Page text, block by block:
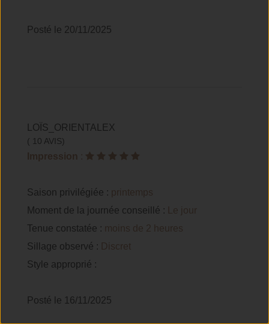
Posté le 20/11/2025
LOÏS_ORIENTALEX
( 10 AVIS)
Impression :
Saison privilégiée : printemps
Moment de la journée conseillé :
Le jour
Tenue constatée :
moins de 2 heures
Sillage observé : Discret
Style approprié :
Posté le 16/11/2025